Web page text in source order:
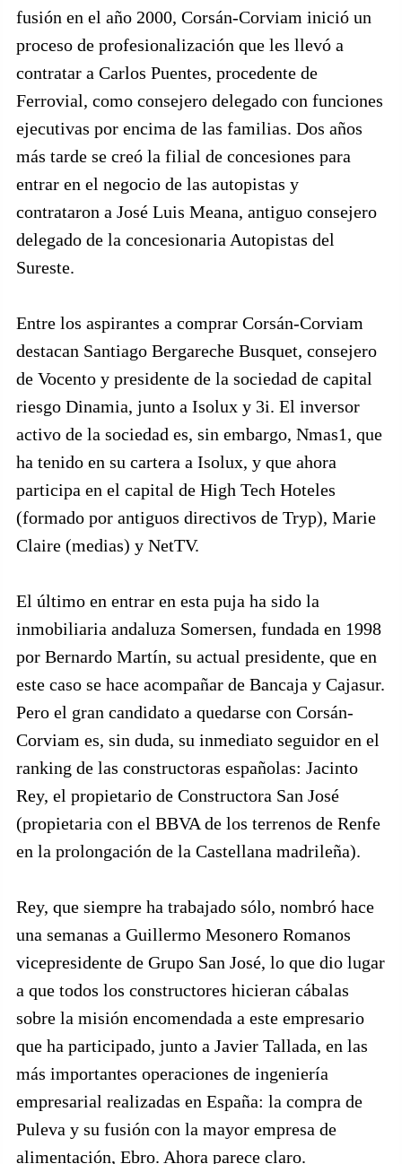
fusión en el año 2000, Corsán-Corviam inició un
proceso de profesionalización que les llevó a
contratar a Carlos Puentes, procedente de
Ferrovial, como consejero delegado con funciones
ejecutivas por encima de las familias. Dos años
más tarde se creó la filial de concesiones para
entrar en el negocio de las autopistas y
contrataron a José Luis Meana, antiguo consejero
delegado de la concesionaria Autopistas del
Sureste.
Entre los aspirantes a comprar Corsán-Corviam
destacan Santiago Bergareche Busquet, consejero
de Vocento y presidente de la sociedad de capital
riesgo Dinamia, junto a Isolux y 3i. El inversor
activo de la sociedad es, sin embargo, Nmas1, que
ha tenido en su cartera a Isolux, y que ahora
participa en el capital de High Tech Hoteles
(formado por antiguos directivos de Tryp), Marie
Claire (medias) y NetTV.
El último en entrar en esta puja ha sido la
inmobiliaria andaluza Somersen, fundada en 1998
por Bernardo Martín, su actual presidente, que en
este caso se hace acompañar de Bancaja y Cajasur.
Pero el gran candidato a quedarse con Corsán-
Corviam es, sin duda, su inmediato seguidor en el
ranking de las constructoras españolas: Jacinto
Rey, el propietario de Constructora San José
(propietaria con el BBVA de los terrenos de Renfe
en la prolongación de la Castellana madrileña).
Rey, que siempre ha trabajado sólo, nombró hace
una semanas a Guillermo Mesonero Romanos
vicepresidente de Grupo San José, lo que dio lugar
a que todos los constructores hicieran cábalas
sobre la misión encomendada a este empresario
que ha participado, junto a Javier Tallada, en las
más importantes operaciones de ingeniería
empresarial realizadas en España: la compra de
Puleva y su fusión con la mayor empresa de
alimentación, Ebro. Ahora parece claro.